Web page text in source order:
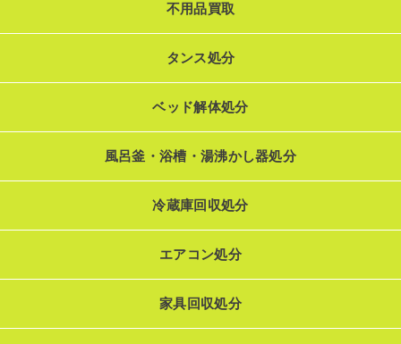
不用品買取
タンス処分
ベッド解体処分
風呂釜・浴槽・湯沸かし器処分
冷蔵庫回収処分
エアコン処分
家具回収処分